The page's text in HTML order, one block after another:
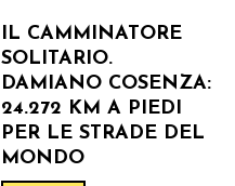
IL CAMMINATORE
SOLITARIO.
DAMIANO COSENZA:
24.272 KM A PIEDI
PER LE STRADE DEL
MONDO